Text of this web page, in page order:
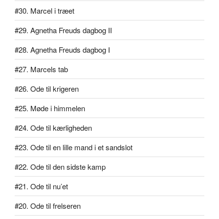
#30. Marcel i træet
#29. Agnetha Freuds dagbog II
#28. Agnetha Freuds dagbog I
#27. Marcels tab
#26. Ode til krigeren
#25. Møde i himmelen
#24. Ode til kærligheden
#23. Ode til en lille mand i et sandslot
#22. Ode til den sidste kamp
#21. Ode til nu’et
#20. Ode til frelseren